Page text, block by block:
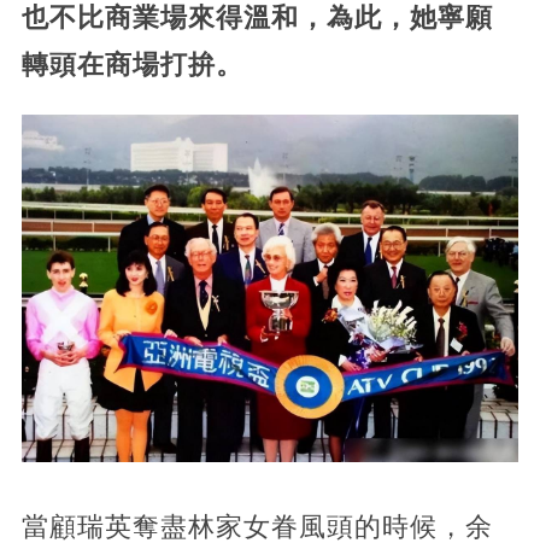
也不比商業場來得溫和，為此，她寧願
轉頭在商場打拚。
當顧瑞英奪盡林家女眷風頭的時候，余